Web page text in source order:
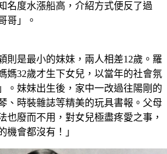
名度水漲船高，介紹方式便反了過
哥」。
則是最小的妹妹，兩人相差12歲。羅
媽32歲才生下女兒，以當年的社會氛
。妹妹出生後，家中一改過往陽剛的
、時裝雜誌等精美的玩具書報。父母
也廢而不用，對女兒極盡疼愛之事，
機會都沒有！」